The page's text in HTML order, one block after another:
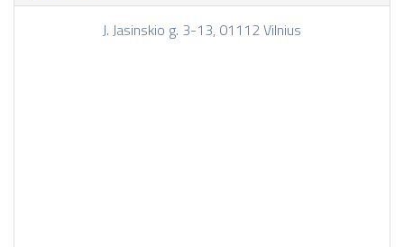
J. Jasinskio g. 3-13, 01112 Vilnius